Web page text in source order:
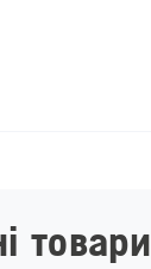
товари